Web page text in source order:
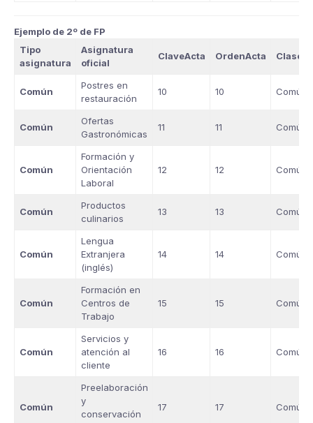
Ejemplo de 2º de FP
Tipo
asignatura
Asignatura
oficial
ClaveActa OrdenActa Clase
Común
Postres en
restauración
10 10 Común
Común
Ofertas
Gastronómicas
11 11 Común
Común
Formación y
Orientación
Laboral
12 12 Común
Común
Productos
culinarios
13 13 Común
Común
Lengua
Extranjera
(inglés)
14 14 Común
Común
Formación en
Centros de
Trabajo
15 15 Común
Común
Servicios y
atención al
cliente
16 16 Común
Común
Preelaboración
y
conservación
17 17 Común